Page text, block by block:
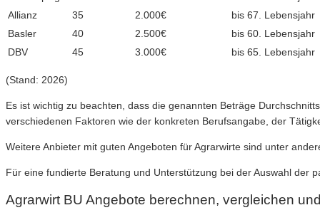
Allianz
35 2.000€
bis 67. Lebensjahr
Basler
40 2.500€
bis 60. Lebensjahr
DBV
45 3.000€ bis 65. Lebensjahr
(Stand: 2026)
Es ist wichtig zu beachten, dass die genannten Beträge
verschiedenen Faktoren wie der konkreten Berufsangabe, der
Weitere Anbieter mit guten Angeboten für Agrarwirte sind unter
Für eine fundierte Beratung und Unterstützung bei der Auswahl der
Agrarwirt BU Angebote berechnen, vergleichen